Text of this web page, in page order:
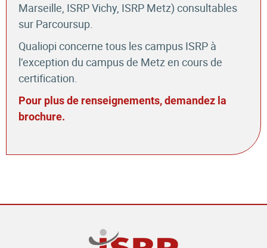
Marseille, ISRP Vichy, ISRP Metz) consultables
sur Parcoursup.
Qualiopi concerne tous les campus ISRP à
l’exception du campus de Metz en cours de
certification.
Pour plus de renseignements, demandez la
brochure.